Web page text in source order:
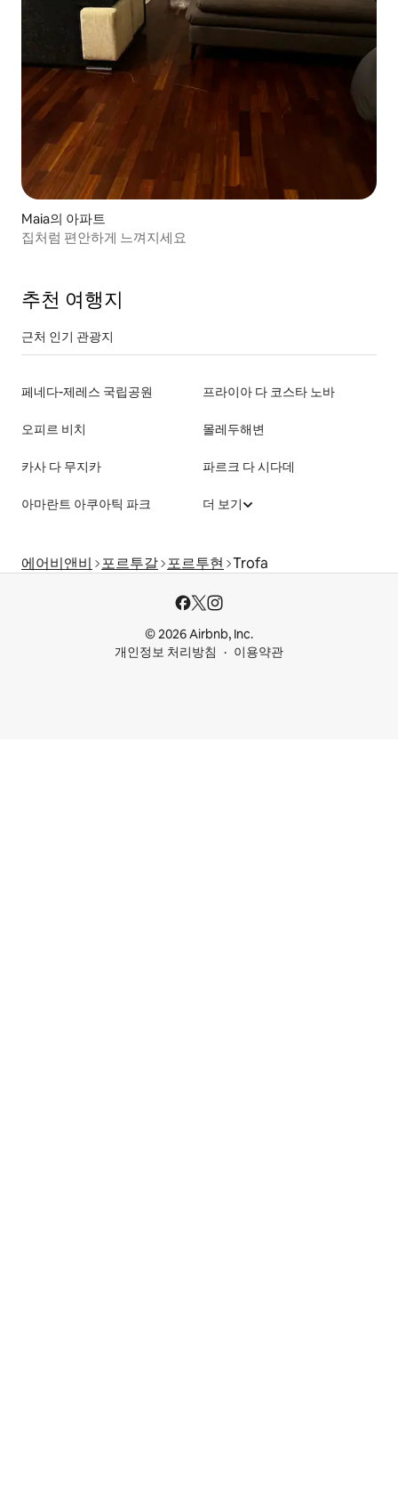
Maia의 아파트
집처럼 편안하게 느껴지세요
추천 여행지
근처 인기 관광지
페네다-제레스 국립공원 프라이아 다 코스타 노바
오피르 비치 몰레두해변
카사 다 무지카 파르크 다 시다데
아마란트 아쿠아틱 파크 더 보기
에어비앤비 포르투갈 포르투현 Trofa
© 2026 Airbnb, Inc.
개인정보 처리방침
이용약관